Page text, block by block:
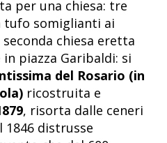
per una chiesa: tre
tufo somiglianti ai
chiesa eretta
piazza Garibaldi: si
del Rosario (in
ricostruita e
, risorta dalle ceneri
1846 distrusse